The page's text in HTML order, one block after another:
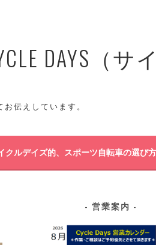
DAYS（サ
伝えしています。
クルデイズ的、スポーツ自転車の選び方
営業案内